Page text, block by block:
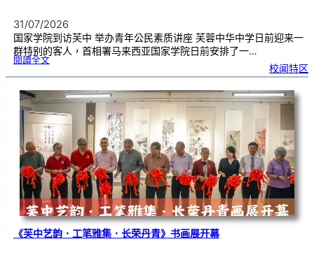
31/07/2026
国家学院到访芙中 举办青年公民素质讲座 芙蓉中华中学日前迎来一
群特别的客人，首相署马来西亚国家学院日前安排了一…
閱讀全文:努
国
学
院
到
访
中
分
享
青
年
领
袖
素
质
讲
座
校闻特区
《芙中艺韵．工笔雅集．长荣丹青》书画展开幕